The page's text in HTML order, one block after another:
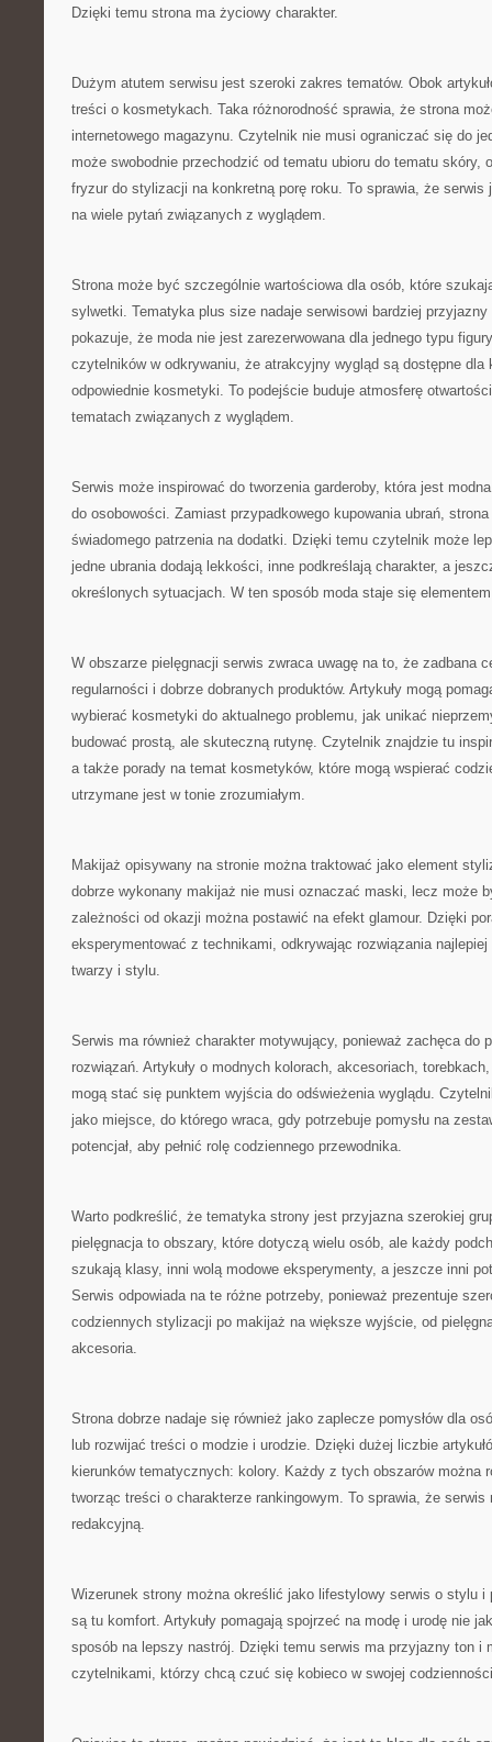
Dzięki temu strona ma życiowy charakter.
Dużym atutem serwisu jest szeroki zakres tematów. Obok
treści o kosmetykach. Taka różnorodność sprawia, że strona
internetowego magazynu. Czytelnik nie musi ograniczać się do
może swobodnie przechodzić od tematu ubioru do tematu skóry,
fryzur do stylizacji na konkretną porę roku. To sprawia, że serwis
na wiele pytań związanych z wyglądem.
Strona może być szczególnie wartościowa dla osób, które
sylwetki. Tematyka plus size nadaje serwisowi bardziej przyjazny
pokazuje, że moda nie jest zarezerwowana dla jednego typu
czytelników w odkrywaniu, że atrakcyjny wygląd są dostępne dla
odpowiednie kosmetyki. To podejście buduje atmosferę
tematach związanych z wyglądem.
Serwis może inspirować do tworzenia garderoby, która jest
do osobowości. Zamiast przypadkowego kupowania ubrań,
świadomego patrzenia na dodatki. Dzięki temu czytelnik może
jedne ubrania dodają lekkości, inne podkreślają charakter, a
określonych sytuacjach. W ten sposób moda staje się
W obszarze pielęgnacji serwis zwraca uwagę na to, że zadbana
regularności i dobrze dobranych produktów. Artykuły mogą
wybierać kosmetyki do aktualnego problemu, jak unikać
budować prostą, ale skuteczną rutynę. Czytelnik znajdzie tu
a także porady na temat kosmetyków, które mogą wspierać
utrzymane jest w tonie zrozumiałym.
Makijaż opisywany na stronie można traktować jako element
dobrze wykonany makijaż nie musi oznaczać maski, lecz może
zależności od okazji można postawić na efekt glamour. Dzięki
eksperymentować z technikami, odkrywając rozwiązania najlepiej
twarzy i stylu.
Serwis ma również charakter motywujący, ponieważ zachęca do
rozwiązań. Artykuły o modnych kolorach, akcesoriach,
mogą stać się punktem wyjścia do odświeżenia wyglądu.
jako miejsce, do którego wraca, gdy potrzebuje pomysłu na
potencjał, aby pełnić rolę codziennego przewodnika.
Warto podkreślić, że tematyka strony jest przyjazna szerokiej
pielęgnacja to obszary, które dotyczą wielu osób, ale każdy
szukają klasy, inni wolą modowe eksperymenty, a jeszcze inni
Serwis odpowiada na te różne potrzeby, ponieważ prezentuje
codziennych stylizacji po makijaż na większe wyjście, od
akcesoria.
Strona dobrze nadaje się również jako zaplecze pomysłów dla
lub rozwijać treści o modzie i urodzie. Dzięki dużej liczbie
kierunków tematycznych: kolory. Każdy z tych obszarów można
tworząc treści o charakterze rankingowym. To sprawia, że
redakcyjną.
Wizerunek strony można określić jako lifestylowy serwis o stylu i
są tu komfort. Artykuły pomagają spojrzeć na modę i urodę nie
sposób na lepszy nastrój. Dzięki temu serwis ma przyjazny ton i
czytelnikami, którzy chcą czuć się kobieco w swojej